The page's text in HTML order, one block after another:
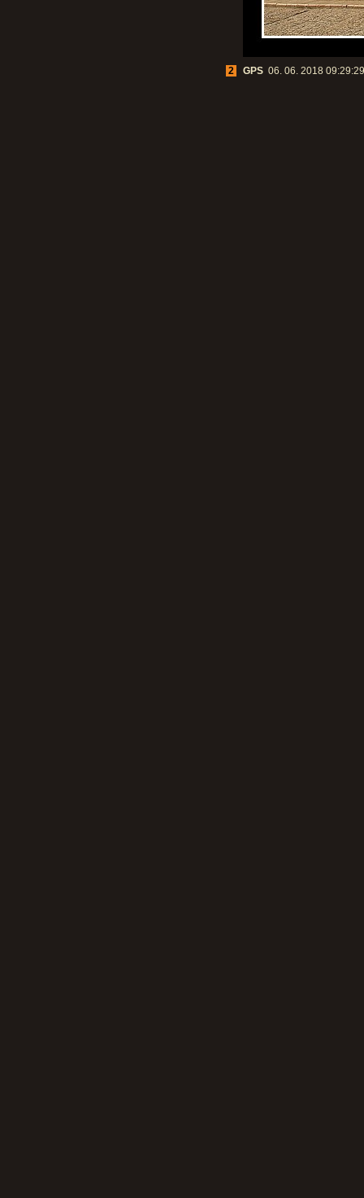
2 GPS06. 06. 2018